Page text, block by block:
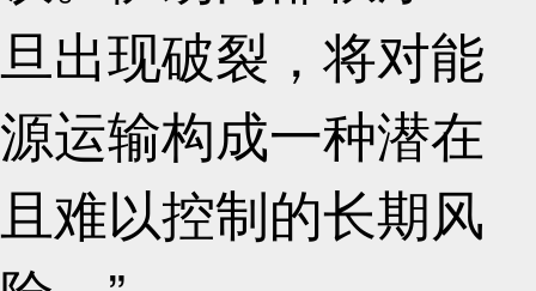
旦出现破裂，将对能
源运输构成一种潜在
且难以控制的长期风